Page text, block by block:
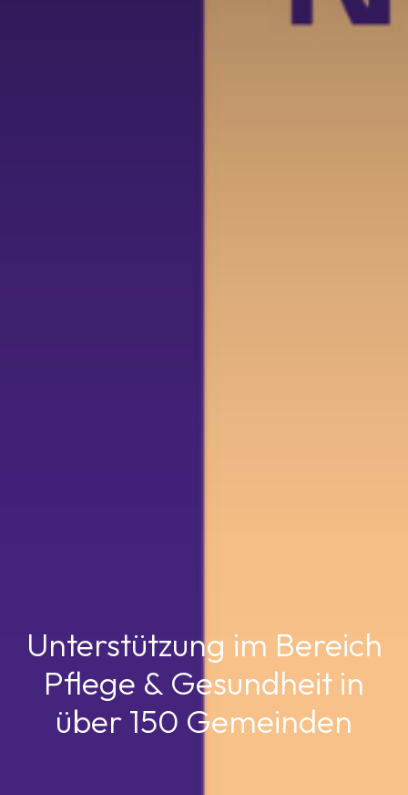
Unterstützung im Bereich
Pflege & Gesundheit in
über 150 Gemeinden